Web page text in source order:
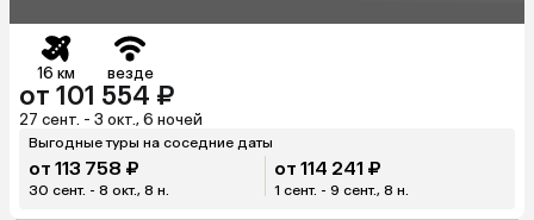
16 км везде
от 101 554 ₽
27 сент. - 3 окт., 6 ночей
Выгодные туры на соседние даты
от 113 758 ₽
30 сент. - 8 окт., 8 н.
от 114 241 ₽
1 сент. - 9 сент., 8 н.